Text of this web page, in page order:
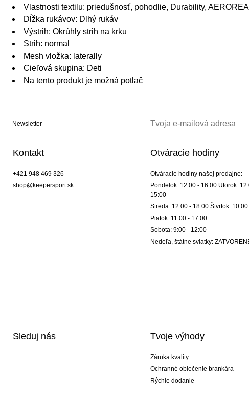
Vlastnosti textilu: priedušnosť, pohodlie, Durability,
Dĺžka rukávov: Dlhý rukáv
Výstrih: Okrúhly strih na krku
Strih: normal
Mesh vložka: laterally
Cieľová skupina: Deti
Na tento produkt je možná potlač
Newsletter
Kontakt
+421 948 469 326
shop@keepersport.sk
Otváracie hodiny
Otváracie hodiny našej predajne:
Pondelok: 12:00 - 16:00 Utorok:
15:00
Streda: 12:00 - 18:00 Štvrtok:
Piatok: 11:00 - 17:00
Sobota: 9:00 - 12:00
Nedeľa, štátne sviatky:
Sleduj nás Tvoje výhody
Záruka kvality
Ochranné oblečenie brankára
Rýchle dodanie